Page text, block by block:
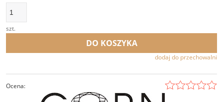
szt.
DO KOSZYKA
dodaj do przechowalni
Ocena: